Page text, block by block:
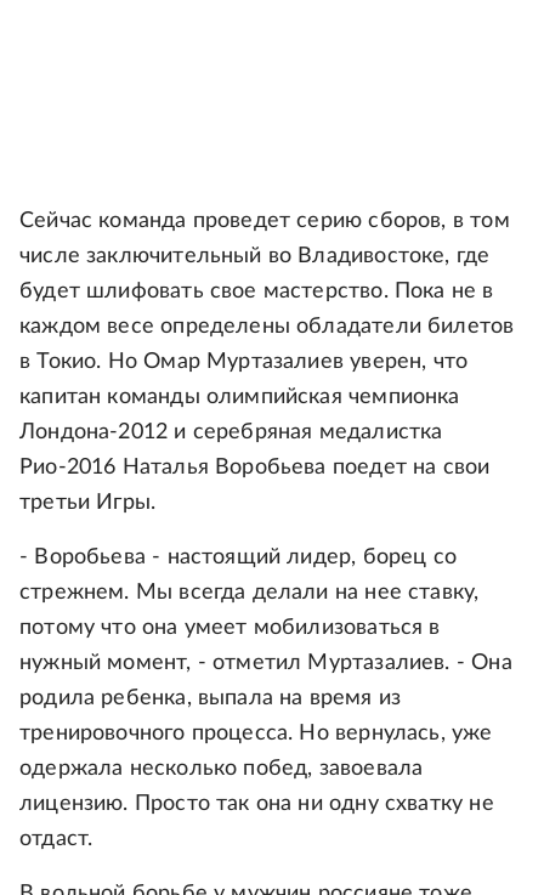
Сейчас команда проведет серию сборов, в том
числе заключительный во Владивостоке, где
будет шлифовать свое мастерство. Пока не в
каждом весе определены обладатели билетов
в Токио. Но Омар Муртазалиев уверен, что
капитан команды олимпийская чемпионка
Лондона-2012 и серебряная медалистка
Рио-2016 Наталья Воробьева поедет на свои
третьи Игры.
- Воробьева - настоящий лидер, борец со
стрежнем. Мы всегда делали на нее ставку,
потому что она умеет мобилизоваться в
нужный момент, - отметил Муртазалиев. - Она
родила ребенка, выпала на время из
тренировочного процесса. Но вернулась, уже
одержала несколько побед, завоевала
лицензию. Просто так она ни одну схватку не
отдаст.